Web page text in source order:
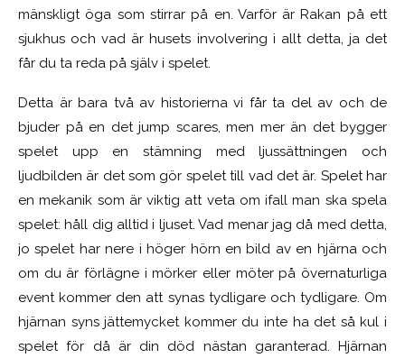
mänskligt öga som stirrar på en. Varför är Rakan på ett
sjukhus och vad är husets involvering i allt detta, ja det
får du ta reda på själv i spelet.
Detta är bara två av historierna vi får ta del av och de
bjuder på en det jump scares, men mer än det bygger
spelet upp en stämning med ljussättningen och
ljudbilden är det som gör spelet till vad det är. Spelet har
en mekanik som är viktig att veta om ifall man ska spela
spelet: håll dig alltid i ljuset. Vad menar jag då med detta,
jo spelet har nere i höger hörn en bild av en hjärna och
om du är förlägne i mörker eller möter på övernaturliga
event kommer den att synas tydligare och tydligare. Om
hjärnan syns jättemycket kommer du inte ha det så kul i
spelet för då är din död nästan garanterad. Hjärnan